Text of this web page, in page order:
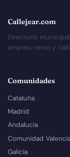
Callejear.com
Directorio
empleo, renta y
Comunidades
Cataluña
Madrid
Andalucía
Comunidad
Galicia